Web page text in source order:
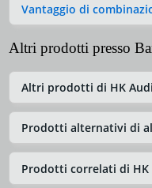
Vantaggio di
Altri prodotti presso
Altri prodotti di HK
Prodotti alternativi di
Prodotti correlati di HK